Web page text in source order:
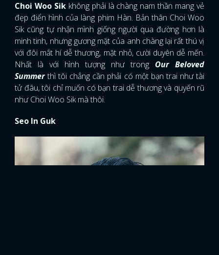
Choi Woo Sikkhông phải là chàng nam thần mang vẻ
đẹp điển hình của làng phim Hàn. Bản thân Choi Woo
Sik cũng tự nhận mình giống người qua đường hơn là
minh tinh, nhưng gương mặt của anh chàng lại rất thú vị
với đôi mắt hí dễ thương, mặt nhỏ, cười duyên dễ mến.
Nhất là với hình tượng như trong Our Beloved
Summerthì tôi chẳng cần phải có một bạn trai như tài
tử đâu, tôi chỉ muốn có bạn trai dễ thương và quyến rũ
như Choi Woo Sik mà thôi.
Seo In Guk